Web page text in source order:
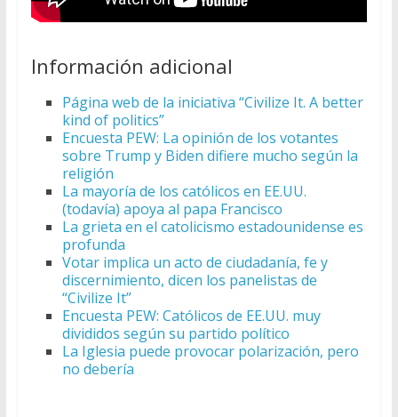
Información adicional
Página web de la iniciativa “Civilize It. A better
kind of politics”
Encuesta PEW: La opinión de los votantes
sobre Trump y Biden difiere mucho según la
religión
La mayoría de los católicos en EE.UU.
(todavía) apoya al papa Francisco
La grieta en el catolicismo estadounidense es
profunda
Votar implica un acto de ciudadanía, fe y
discernimiento, dicen los panelistas de
“Civilize It”
Encuesta PEW: Católicos de EE.UU. muy
divididos según su partido político
La Iglesia puede provocar polarización, pero
no debería